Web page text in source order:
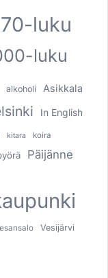
70-luku
luku
alkoholi Asikkala
In English
kitara koira
Päijänne
Vesijärvi